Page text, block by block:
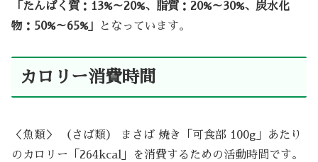
「たんぱく質：13%～20%、脂質：20%～30%、炭水化
物：50%～65%」
となっています。
カロリー消費時間
＜魚類＞ （さば類） まさば 焼き「可食部 100g」あたり
のカロリー「264kcal」を消費するための活動時間です。